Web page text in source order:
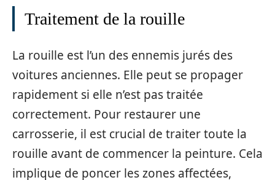
Traitement de la rouille
La rouille est l’un des ennemis jurés des
voitures anciennes. Elle peut se propager
rapidement si elle n’est pas traitée
correctement. Pour restaurer une
carrosserie, il est crucial de traiter toute la
rouille avant de commencer la peinture. Cela
implique de poncer les zones affectées,